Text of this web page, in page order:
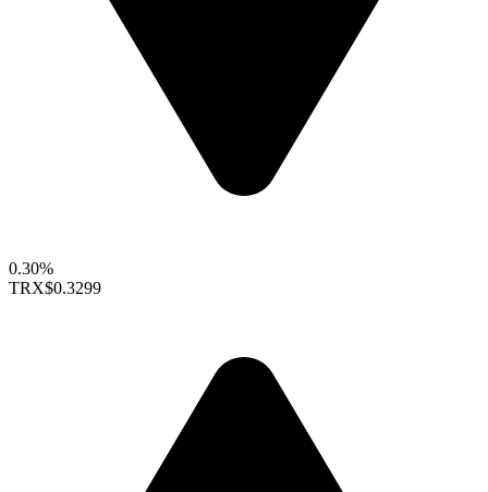
0.30%
TRX$0.3299